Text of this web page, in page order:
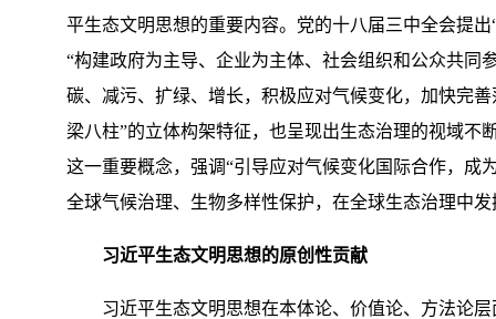
平生态文明思想的重要内容。党的十八届三中全会提
“构建政府为主导、企业为主体、社会组织和公众共同
碳、减污、扩绿、增长，积极应对气候变化，加快完
梁八柱”的立体构架特征，也呈现出生态治理的视域不
这一重要概念，强调“引导应对气候变化国际合作，成
全球气候治理、生物多样性保护，在全球生态治理中
习近平生态文明思想的原创性贡献
习近平生态文明思想在本体论、价值论、方法论层